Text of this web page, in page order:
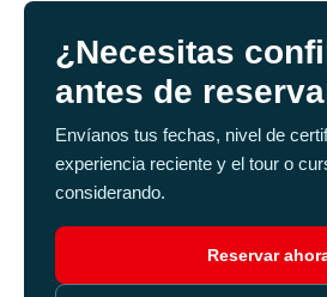
¿Necesitas
antes de
Envíanos tus fechas, nivel de
experiencia reciente y el tour o
considerando.
Reservar